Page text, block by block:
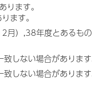
ます。
ます。
月）,38年度とあるも
しない場合があります
しない場合があります